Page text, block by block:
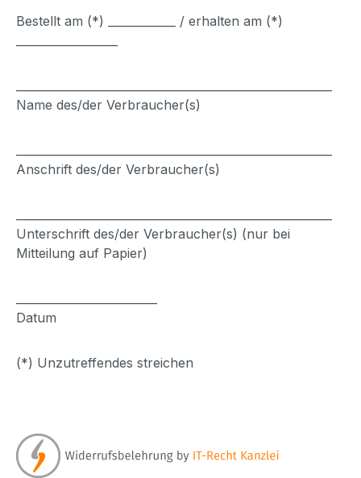
Bestellt am (*) ____________ / erhalten am (*)
Name des/der Verbraucher(s)
Anschrift des/der Verbraucher(s)
Unterschrift des/der Verbraucher(s) (nur bei
Mitteilung auf Papier)
Datum
(*) Unzutreffendes streichen